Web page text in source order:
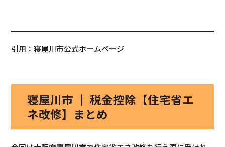
引用：寝屋川市公式ホームページ
寝屋川市 ｜ 税金控除【住宅省エ
ネ改修】まとめ